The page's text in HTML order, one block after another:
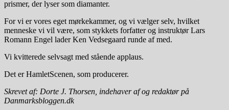
prismer, der lyser som diamanter.
For vi er vores eget mørkekammer, og vi vælger selv, hvilket
menneske vi vil være, som stykkets forfatter og instruktør Lars
Romann Engel lader Ken Vedsegaard runde af med.
Vi kvitterede selvsagt med stående applaus.
Det er HamletScenen, som producerer.
Skrevet af: Dorte J. Thorsen, indehaver af og redaktør på
Danmarksbloggen.dk